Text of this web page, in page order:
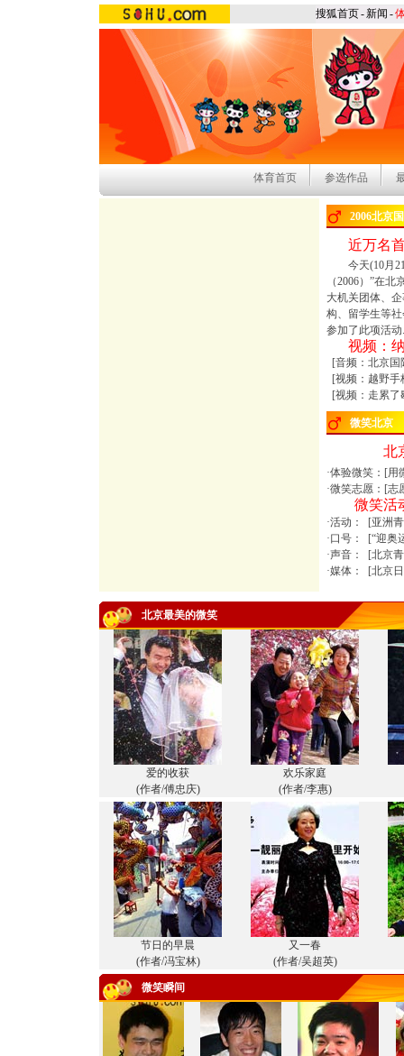
搜狐首页-新闻 -
体育首页 参选作品
2006北京
近万名
今天(10月21
（2006）”在
大机关团体、
构、留学生等
参加了此项活动
视频：
[音频：北京国
[视频：越野手
[视频：走累了
微笑北京
北
·体验微笑：[用
·微笑志愿：[志
微笑活
·活动： [亚洲
·口号： [“迎奥
·声音： [北京
·媒体： [北京
北京最美的微笑
爱的收获
(作者/傅忠庆)
欢乐家庭
(作者/李惠)
节日的早晨
(作者/冯宝林)
又一春
(作者/吴超英)
微笑瞬间